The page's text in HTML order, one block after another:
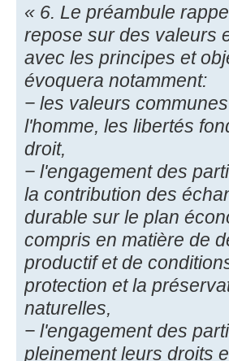
« 6. Le préambule
repose sur des valeurs
avec les principes et
évoquera notamment:
− les valeurs
l'homme, les libertés
droit,
− l'engagement des
la contribution des
durable sur le plan
compris en matière de
productif et de
protection et la
naturelles,
− l'engagement des
pleinement leurs droits